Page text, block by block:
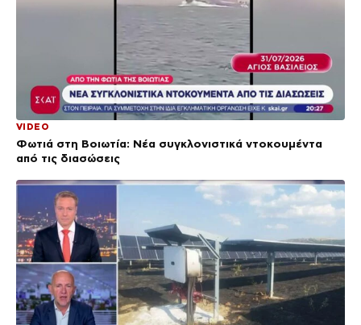
VIDEO
Φωτιά στη Βοιωτία: Νέα συγκλονιστικά ντοκουμέντα
από τις διασώσεις